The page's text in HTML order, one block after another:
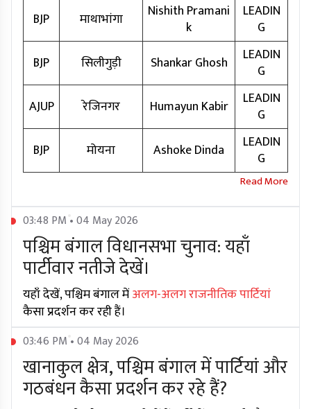
BJP माथाभांगा
Nishith Pramani
k
LEADIN
G
BJP
सिलीगुड़ी Shankar Ghosh
LEADIN
G
AJUP
रेजिनगर Humayun Kabir
LEADIN
G
BJP
मोयना Ashoke Dinda
LEADIN
G
03:48 PM • 04 May 2026
पश्चिम बंगाल विधानसभा चुनाव: यहाँ
पार्टीवार नतीजे देखें।
यहाँ देखें, पश्चिम बंगाल मेंअलग-अलग राजनीतिक पार्टियां
कैसा प्रदर्शन कर रही हैं।
03:46 PM • 04 May 2026
खानाकुल क्षेत्र, पश्चिम बंगाल में पार्टियां और
गठबंधन कैसा प्रदर्शन कर रहे हैं?